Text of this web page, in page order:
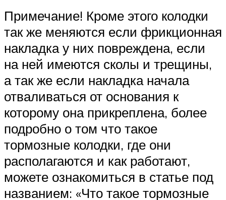
Примечание! Кроме этого колодки
так же меняются если фрикционная
накладка у них повреждена, если
на ней имеются сколы и трещины,
а так же если накладка начала
отваливаться от основания к
которому она прикреплена, более
подробно о том что такое
тормозные колодки, где они
располагаются и как работают,
можете ознакомиться в статье под
названием: «Что такое тормозные